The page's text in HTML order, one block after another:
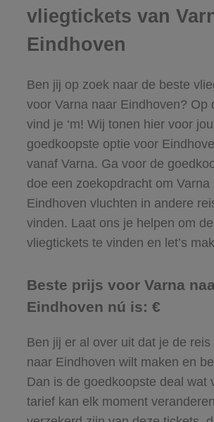
vliegtickets van
Eindhoven
Ben jij op zoek naar de beste
voor Varna naar Eindhoven? Op
vind je ‘m! Wij tonen hier voor
goedkoopste optie voor
vanaf Varna. Ga voor de
doe een zoekopdracht om Varna
Eindhoven vluchten in andere
vinden. Laat ons je helpen om
vliegtickets te vinden en let’s
Beste prijs voor Varna
Eindhoven nú is: €
Ben jij er al over uit dat je de reis
naar Eindhoven wilt maken en
Dan is de goedkoopste deal wat
tarief kan elk moment